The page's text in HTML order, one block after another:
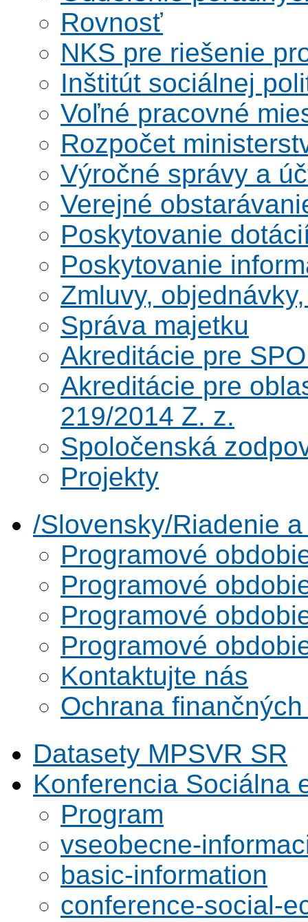
Rovnosť
NKS pre riešenie
Inštitút sociálnej
Voľné pracovné
Rozpočet
Výročné správy a
Verejné
Poskytovanie
Poskytovanie
Zmluvy,
Správa majetku
Akreditácie pre
Akreditácie pre
219/2014 Z. z.
Spoločenská
Projekty
/Slovensky/Riadenie
Programové
Programové
Programové
Programové
Kontaktujte nás
Ochrana
Datasety MPSVR SR
Konferencia Sociálna
Program
vseobecne-
basic-information
conference-social-